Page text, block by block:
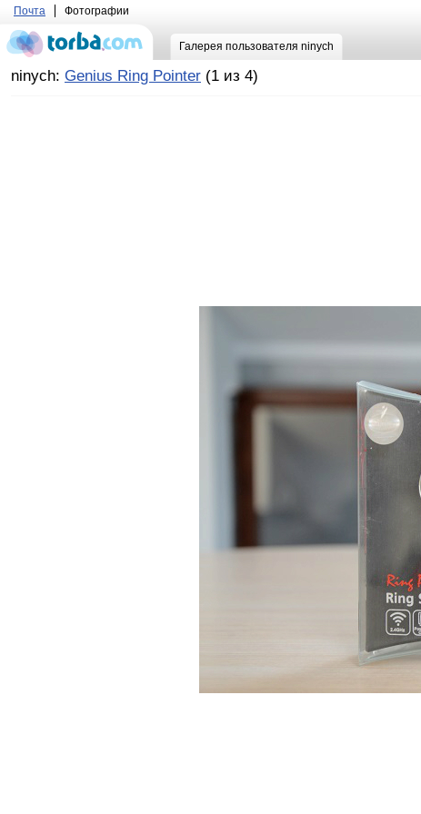
Почта Фотографии
Галерея пользователя ninych
ninych: Genius Ring Pointer (1 из 4)